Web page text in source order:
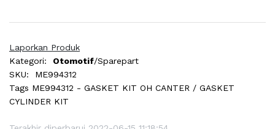
Laporkan Produk
Kategori:
Otomotif/Sparepart
SKU:
ME994312
Tags ME994312 - GASKET KIT OH CANTER / GASKET
CYLINDER KIT